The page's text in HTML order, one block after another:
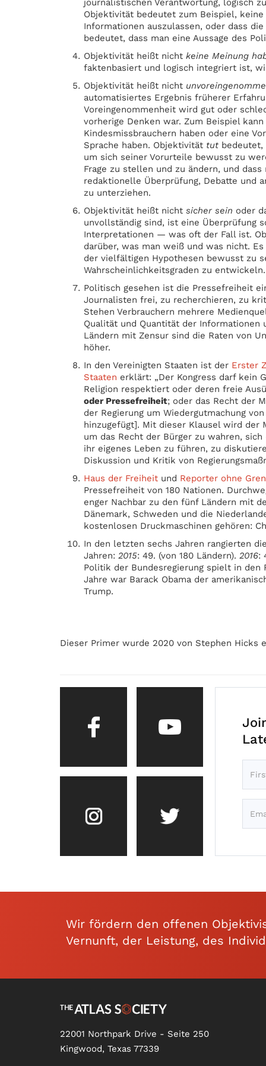
journalistischen Verantwortung, logisch
Objektivität bedeutet zum Beispiel,
Informationen auszulassen, oder dass
bedeutet, dass man eine Aussage des
Objektivität heißt nichtkeine Meinung
faktenbasiert und logisch integriert ist,
Objektivität heißt nicht
automatisiertes Ergebnis früherer
Voreingenommenheit wird gut oder
vorherige Denken war. Zum Beispiel
Kindesmissbrauchern haben oder eine
Sprache haben. Objektivität tut bedeutet,
um sich seiner Vorurteile bewusst zu
Frage zu stellen und zu ändern, und
redaktionelle Überprüfung, Debatte und
zu unterziehen.
Objektivität heißt nichtsicher sein oder
unvollständig sind, ist eine Überprüfung
Interpretationen — was oft der Fall ist.
darüber, was man weiß und was nicht.
der vielfältigen Hypothesen bewusst zu
Wahrscheinlichkeitsgraden zu entwickeln.
Politisch gesehen ist die Pressefreiheit
Journalisten frei, zu recherchieren, zu
Stehen Verbrauchern mehrere
Qualität und Quantität der Informationen
Ländern mit Zensur sind die Raten von
höher.
In den Vereinigten Staaten ist der Erster
Staaten erklärt: „Der Kongress darf kein
Religion respektiert oder deren freie
oder Pressefreiheit; oder das Recht der
der Regierung um Wiedergutmachung
hinzugefügt]. Mit dieser Klausel wird der
um das Recht der Bürger zu wahren,
ihr eigenes Leben zu führen, zu
Diskussion und Kritik von
Haus der Freiheit und Reporter ohne
Pressefreiheit von 180 Nationen.
enger Nachbar zu den fünf Ländern mit
Dänemark, Schweden und die
kostenlosen Druckmaschinen gehören:
In den letzten sechs Jahren rangierten
Jahren:2015: 49. (von 180 Ländern).2016:
Politik der Bundesregierung spielt in den
Jahre war Barack Obama der
Trump.
Dieser Primer wurde 2020 von Stephen Hicks
Wir fördern den offenen
Vernunft, der Leistung, des
22001 Northpark Drive - Seite 250
Kingwood, Texas 77339